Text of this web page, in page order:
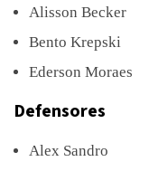
Alisson Becker
Bento Krepski
Ederson Moraes
Defensores
Alex Sandro